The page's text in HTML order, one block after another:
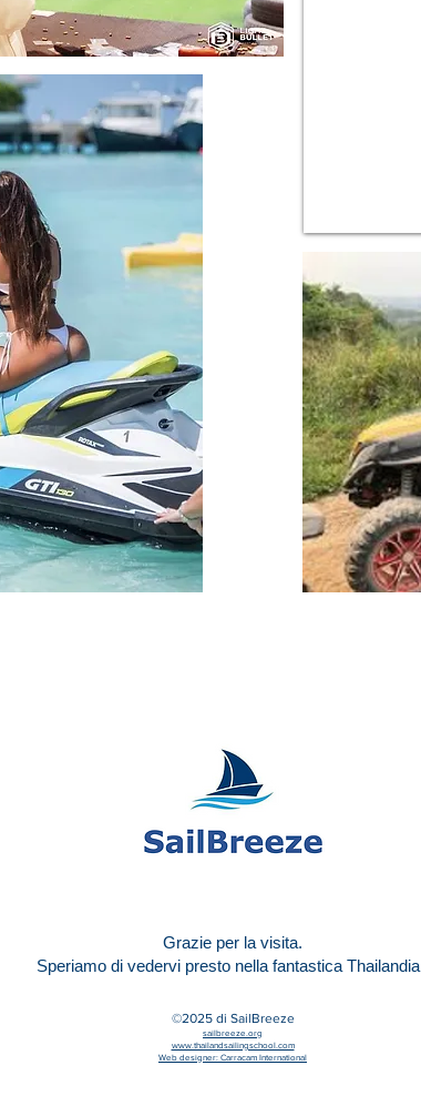
Grazie per la visita.
Speriamo di vedervi presto nella fantastica Thailandia
©2025 di SailBreeze
sailbreeze.org
www.thailandsailingschool.com
Web designer: Carracam International